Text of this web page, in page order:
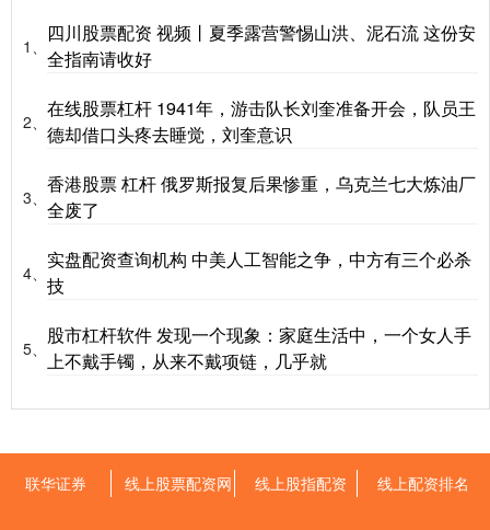
1、
四川股票配资 视频丨夏季露营警惕山洪、泥石流 这份安
全指南请收好
2、
在线股票杠杆 1941年，游击队长刘奎准备开会，队员王
德却借口头疼去睡觉，刘奎意识
3、
香港股票 杠杆 俄罗斯报复后果惨重，乌克兰七大炼油厂
全废了
4、
实盘配资查询机构 中美人工智能之争，中方有三个必杀
技
5、
股市杠杆软件 发现一个现象：家庭生活中，一个女人手
上不戴手镯，从来不戴项链，几乎就
联华证券 线上股票配资网 线上股指配资 线上配资排名